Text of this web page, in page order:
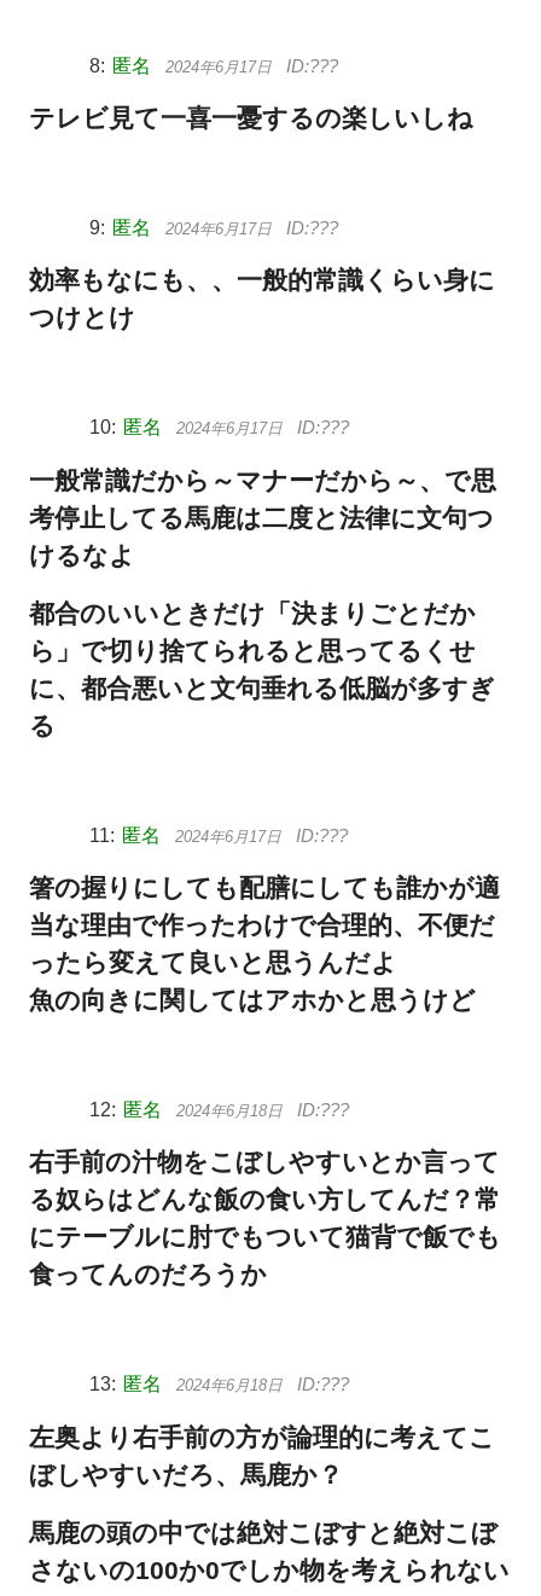
匿名 2024年6月17日
テレビ見て一喜一憂するの楽しいしね
匿名 2024年6月17日
効率もなにも、、一般的常識くらい身に
つけとけ
匿名 2024年6月17日
一般常識だから～マナーだから～、で思
考停止してる馬鹿は二度と法律に文句つ
けるなよ
都合のいいときだけ「決まりごとだか
ら」で切り捨てられると思ってるくせ
に、都合悪いと文句垂れる低脳が多すぎ
る
匿名 2024年6月17日
箸の握りにしても配膳にしても誰かが適
当な理由で作ったわけで合理的、不便だ
ったら変えて良いと思うんだよ
魚の向きに関してはアホかと思うけど
匿名 2024年6月18日
右手前の汁物をこぼしやすいとか言って
る奴らはどんな飯の食い方してんだ？常
にテーブルに肘でもついて猫背で飯でも
食ってんのだろうか
匿名 2024年6月18日
左奥より右手前の方が論理的に考えてこ
ぼしやすいだろ、馬鹿か？
馬鹿の頭の中では絶対こぼすと絶対こぼ
さないの100か0でしか物を考えられない